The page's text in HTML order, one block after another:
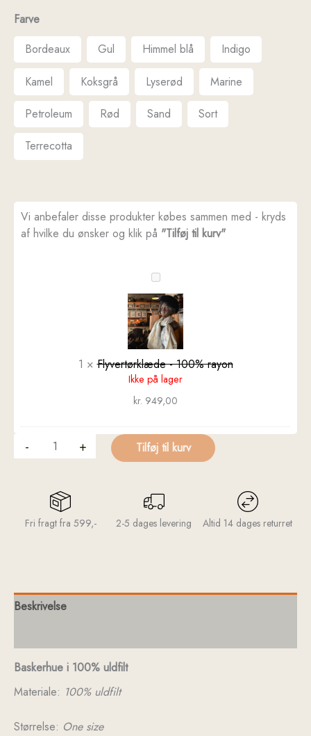
Farve
Bordeaux
Gul Himmel blå Indigo
Kamel Koksgrå Lyserød Marine
Petroleum Rød Sand Sort
Terrecotta
Vi anbefaler disse produkter købes sammen med - kryds
af hvilke du ønsker og klik på "Tilføj til kurv"
Flyvertørklæde
-
100%
rayon
1 ×Flyvertørklæde - 100% rayon
Ikke på lager
kr. 949,00
- + Tilføj til kurv
Fri fragt fra 599,- 2-5 dages levering Altid 14 dages returret
Beskrivelse
Baskerhue i 100% uldfilt
Materiale: 100% uldfilt
Størrelse: One size